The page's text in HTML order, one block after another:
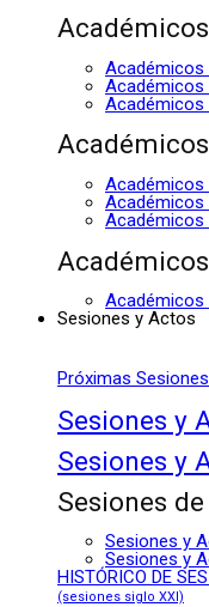
Académicos
Académicos
Académicos
Académicos
Académicos
Académicos
Académicos
Sesiones y Actos
Próximas Sesiones
Sesiones y
Sesiones y
Sesiones
Sesiones y
Sesiones y
HISTÓRICO DE
(sesiones siglo XXI)